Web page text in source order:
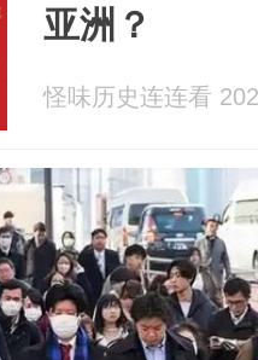
亚洲？
怪味历史连连看